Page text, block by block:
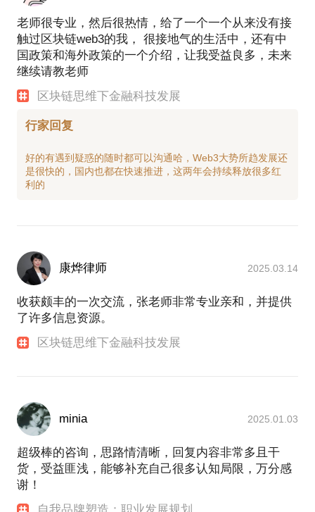
老师很专业，然后很热情，给了一个一个从来没有接
触过区块链web3的我， 很接地气的生活中，还有中
国政策和海外政策的一个介绍，让我受益良多，未来
继续请教老师
区块链思维下金融科技发展
行家回复
好的有遇到疑惑的随时都可以沟通哈，Web3大势所趋发展还
是很快的，国内也都在快速推进，这两年会持续释放很多红
康烨律师 2025.03.14
收获颇丰的一次交流，张老师非常专业亲和，并提供
了许多信息资源。
区块链思维下金融科技发展
minia 2025.01.03
超级棒的咨询，思路情清晰，回复内容非常多且干
货，受益匪浅，能够补充自己很多认知局限，万分感
谢！